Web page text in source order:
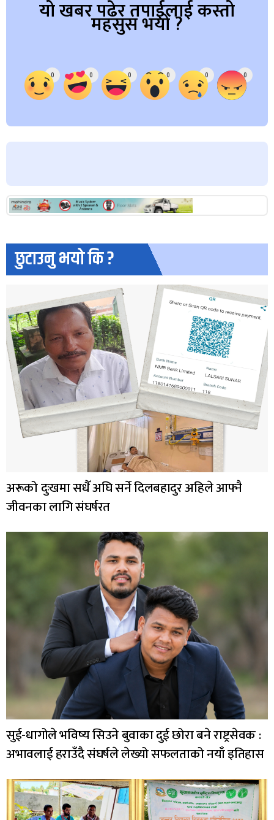
यो खबर पढेर तपाईलाई कस्तो
महसुस भयो ?
0 0 0 0 0 0
छुटाउनु भयो कि ?
अरूको दुःखमा सधैँ अघि सर्ने दिलबहादुर अहिले आफ्नै
जीवनका लागि संघर्षरत
सुई-धागोले भविष्य सिउने बुवाका दुई छोरा बने राष्ट्रसेवक :
अभावलाई हराउँदै संघर्षले लेख्यो सफलताको नयाँ इतिहास